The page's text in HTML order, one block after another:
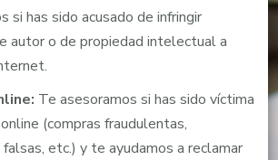
si has sido acusado de infringir
autor o de propiedad intelectual a
Te asesoramos si has sido víctima
(compras fraudulentas,
etc.) y te ayudamos a reclamar